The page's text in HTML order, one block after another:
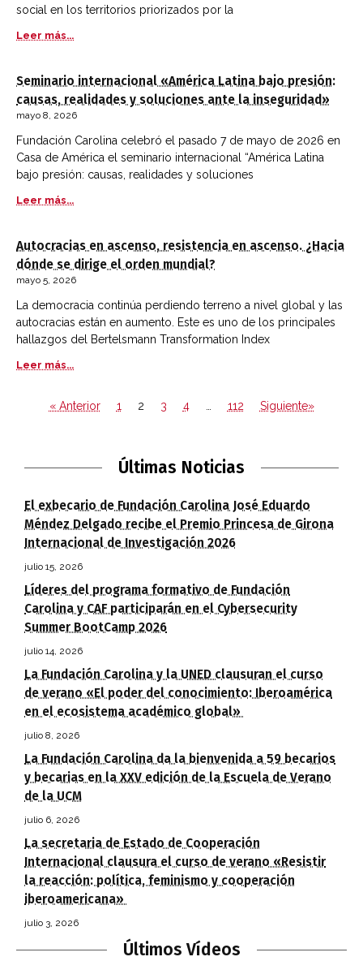
social en los territorios priorizados por la
Leer más...
Seminario internacional «América Latina bajo presión:
causas, realidades y soluciones ante la inseguridad»
mayo 8, 2026
Fundación Carolina celebró el pasado 7 de mayo de 2026 en
Casa de América el seminario internacional “América Latina
bajo presión: causas, realidades y soluciones
Leer más...
Autocracias en ascenso, resistencia en ascenso. ¿Hacia
dónde se dirige el orden mundial?
mayo 5, 2026
La democracia continúa perdiendo terreno a nivel global y las
autocracias están en aumento. Este es uno de los principales
hallazgos del Bertelsmann Transformation Index
Leer más...
« Anterior 1 2 3 4 112 Siguiente»
Últimas Noticias
El exbecario de Fundación Carolina José Eduardo
Méndez Delgado recibe el Premio Princesa de Girona
Internacional de Investigación 2026
julio 15, 2026
Líderes del programa formativo de Fundación
Carolina y CAF participarán en el Cybersecurity
Summer BootCamp 2026
julio 14, 2026
La Fundación Carolina y la UNED clausuran el curso
de verano «El poder del conocimiento: Iberoamérica
en el ecosistema académico global»
julio 8, 2026
La Fundación Carolina da la bienvenida a 59 becarios
y becarias en la XXV edición de la Escuela de Verano
de la UCM
julio 6, 2026
La secretaria de Estado de Cooperación
Internacional clausura el curso de verano «Resistir
la reacción: política, feminismo y cooperación
iberoamericana»
julio 3, 2026
Últimos Vídeos